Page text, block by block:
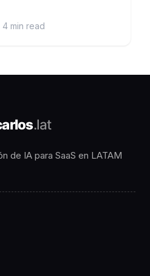
4 min read
de IA para SaaS en LATAM